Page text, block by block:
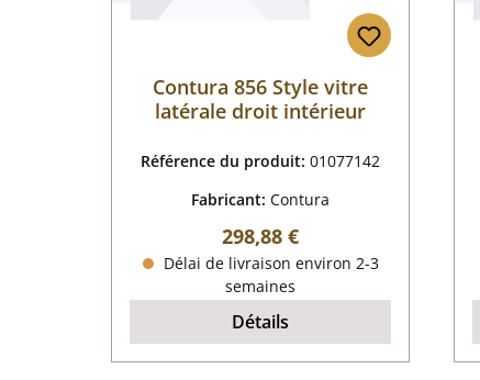
Contura 856 Style vitre
latérale droit intérieur
Référence du produit:01077142
Fabricant:Contura
Prix régulier :
298,88 €
Délai de livraison environ 2-3
semaines
Détails